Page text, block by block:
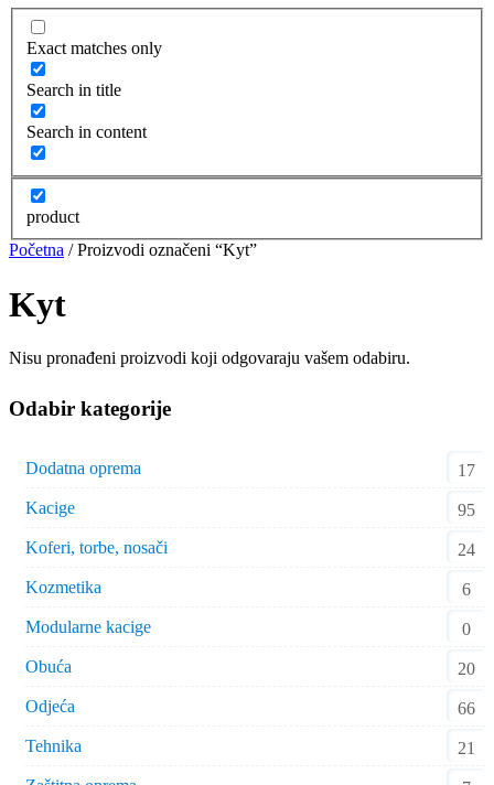
Exact matches only
Search in title
Search in content
product
Početna / Proizvodi označeni “Kyt”
Kyt
Nisu pronađeni proizvodi koji odgovaraju vašem odabiru.
Odabir kategorije
Dodatna oprema
17
Kacige
95
Koferi, torbe, nosači
24
Kozmetika
6
Modularne kacige
0
Obuća
20
Odjeća
66
Tehnika
21